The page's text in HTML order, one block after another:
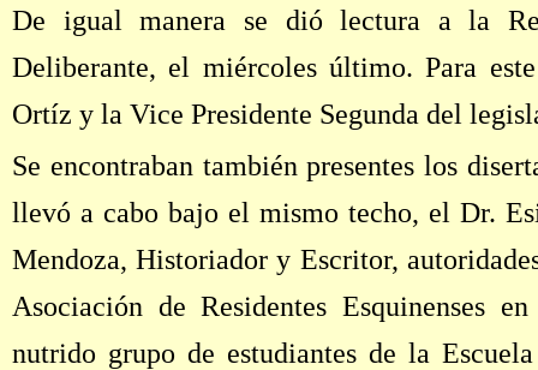
De igual manera se dió lectura a la
Deliberante, el miércoles último. Para
Ortíz y la Vice Presidente Segunda del
Se encontraban también presentes los
llevó a cabo bajo el mismo techo, el Dr.
Mendoza, Historiador y Escritor,
Asociación de Residentes Esquinenses
nutrido grupo de estudiantes de la